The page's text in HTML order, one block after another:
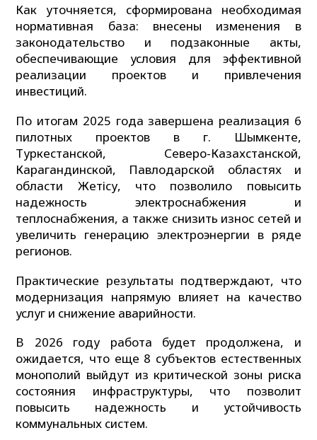
Как уточняется, сформирована необходимая
нормативная база: внесены изменения в
законодательство и подзаконные акты,
обеспечивающие условия для эффективной
реализации проектов и привлечения
инвестиций.
По итогам 2025 года завершена реализация 6
пилотных проектов в г. Шымкенте,
Туркестанской, Северо-Казахстанской,
Карагандинской, Павлодарской областях и
области Жетісу, что позволило повысить
надежность электроснабжения и
теплоснабжения, а также снизить износ сетей и
увеличить генерацию электроэнергии в ряде
регионов.
Практические результаты подтверждают, что
модернизация напрямую влияет на качество
услуг и снижение аварийности.
В 2026 году работа будет продолжена, и
ожидается, что еще 8 субъектов естественных
монополий выйдут из критической зоны риска
состояния инфраструктуры, что позволит
повысить надежность и устойчивость
коммунальных систем.